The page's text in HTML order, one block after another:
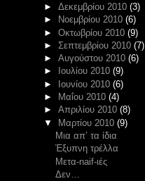
► Δεκεμβρίου 2010 (3)
►
Νοεμβρίου 2010 (6)
► Οκτωβρίου 2010 (9)
► Σεπτεμβρίου 2010 (7)
► Αυγούστου 2010 (6)
►
Ιουλίου 2010 (9)
►
Ιουνίου 2010 (6)
►
Μαΐου 2010 (4)
► Απριλίου 2010 (8)
▼ Μαρτίου 2010 (9)
Μια απ’ τα ίδια
Έξυπνη τρέλλα
Μετα-naif-ιές
Δεν…